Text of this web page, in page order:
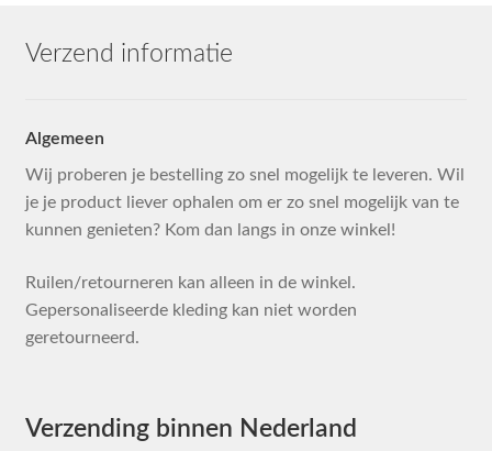
Verzend informatie
Algemeen
Wij proberen je bestelling zo snel mogelijk te leveren. Wil
je je product liever ophalen om er zo snel mogelijk van te
kunnen genieten? Kom dan langs in onze winkel!
Ruilen/retourneren kan alleen in de winkel.
Gepersonaliseerde kleding kan niet worden
geretourneerd.
Verzending binnen Nederland